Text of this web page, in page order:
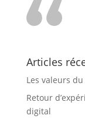
Articles
Les valeurs
Retour
digital